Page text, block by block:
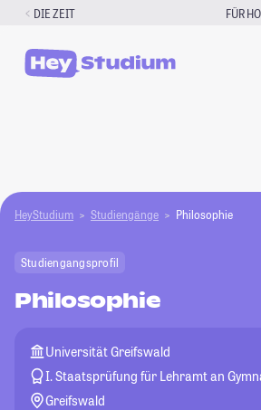
Zum
springen
DIE ZEIT FÜR
HeyStudium Studiengänge Philosophie
Studiengangsprofil
Philosophie
Universität Greifswald
I. Staatsprüfung für Lehramt an
Greifswald